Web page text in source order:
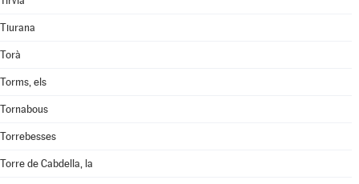
Tiurana
Torà
Torms, els
Tornabous
Torrebesses
Torre de Cabdella, la